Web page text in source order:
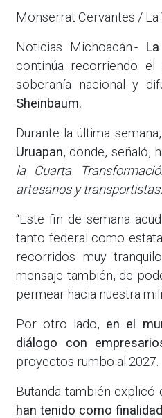
Monserrat Cervantes /
Noticias Michoacán.-
continúa recorriendo
soberanía nacional y
Sheinbaum.
Durante la última semana,
Uruapan, donde, señaló,
la Cuarta
artesanos y transportistas.
“Este fin de semana
tanto federal como
recorridos muy
mensaje también, de
permear hacia nuestra
Por otro lado, en el
diálogo con
proyectos rumbo al 2027.
Butanda también explicó
han tenido como